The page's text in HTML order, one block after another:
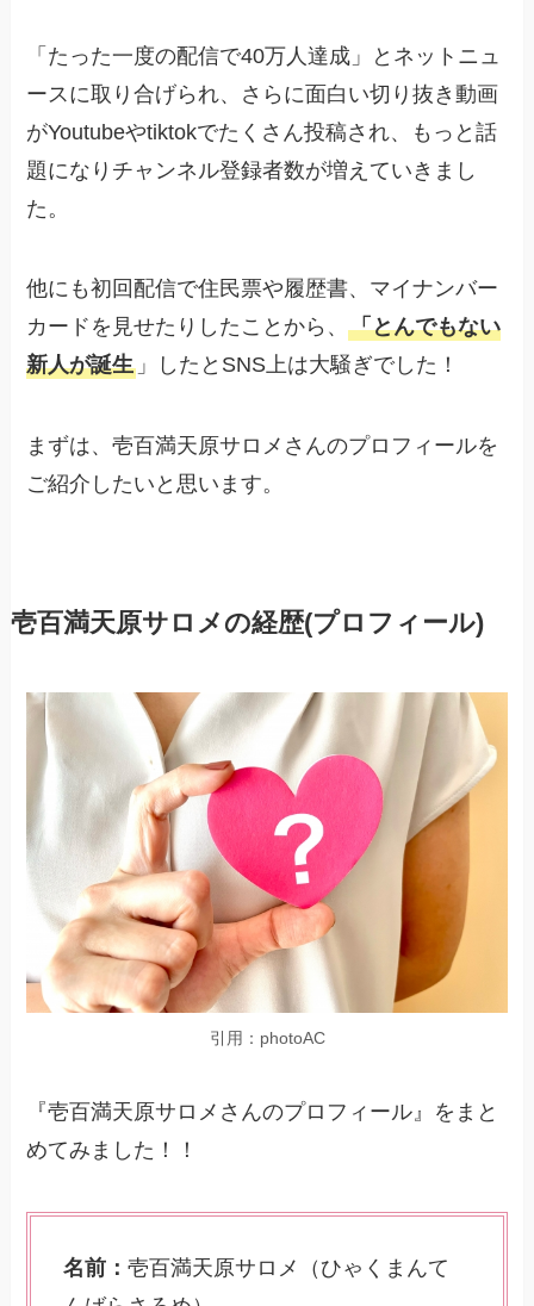
「たった一度の配信で40万人達成」とネットニュ
ースに取り合げられ、さらに面白い切り抜き動画
がYoutubeやtiktokでたくさん投稿され、もっと話
題になりチャンネル登録者数が増えていきまし
た。
他にも初回配信で住民票や履歴書、マイナンバー
カードを見せたりしたことから、「とんでもない
新人が誕生 」したとSNS上は大騒ぎでした！
まずは、壱百満天原サロメさんのプロフィールを
ご紹介したいと思います。
壱百満天原サロメの経歴(プロフィール)
引用：photoAC
『壱百満天原サロメさんのプロフィール』をまと
めてみました！！
名前：壱百満天原サロメ（ひゃくまんて